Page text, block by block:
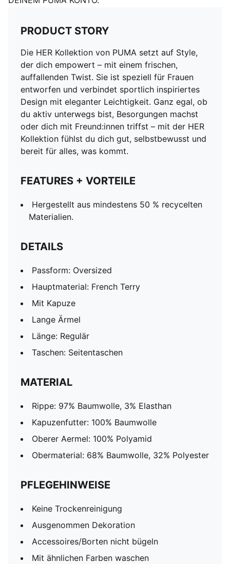
PRODUCT STORY
Die HER Kollektion von PUMA setzt auf Style,
der dich empowert – mit einem frischen,
auffallenden Twist. Sie ist speziell für Frauen
entworfen und verbindet sportlich inspiriertes
Design mit eleganter Leichtigkeit. Ganz egal, ob
du aktiv unterwegs bist, Besorgungen machst
oder dich mit Freund:innen triffst – mit der HER
Kollektion fühlst du dich gut, selbstbewusst und
bereit für alles, was kommt.
FEATURES + VORTEILE
Hergestellt aus mindestens 50 % recycelten
Materialien.
DETAILS
Passform: Oversized
Hauptmaterial: French Terry
Mit Kapuze
Lange Ärmel
Länge: Regulär
Taschen: Seitentaschen
MATERIAL
Rippe: 97% Baumwolle, 3% Elasthan
Kapuzenfutter: 100% Baumwolle
Oberer Aermel: 100% Polyamid
Obermaterial: 68% Baumwolle, 32% Polyester
PFLEGEHINWEISE
Keine Trockenreinigung
Ausgenommen Dekoration
Accessoires/Borten nicht bügeln
Mit ähnlichen Farben waschen